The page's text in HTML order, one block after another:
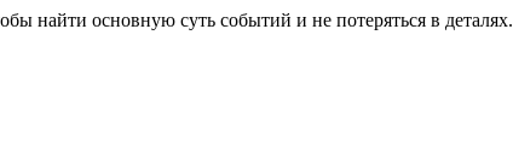
найти основную суть событий и не потеряться в деталях.